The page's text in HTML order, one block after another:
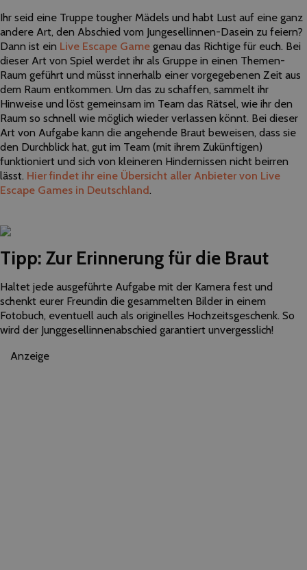
Ihr seid eine Truppe tougher Mädels und habt Lust auf eine ganz
andere Art, den Abschied vom Jungesellinnen-Dasein zu feiern?
Dann ist ein Live Escape Game genau das Richtige für euch. Bei
dieser Art von Spiel werdet ihr als Gruppe in einen Themen-
Raum geführt und müsst innerhalb einer vorgegebenen Zeit aus
dem Raum entkommen. Um das zu schaffen, sammelt ihr
Hinweise und löst gemeinsam im Team das Rätsel, wie ihr den
Raum so schnell wie möglich wieder verlassen könnt. Bei dieser
Art von Aufgabe kann die angehende Braut beweisen, dass sie
den Durchblick hat, gut im Team (mit ihrem Zukünftigen)
funktioniert und sich von kleineren Hindernissen nicht beirren
lässt. Hier findet ihr eine Übersicht aller Anbieter von Live
Escape Games in Deutschland.
Tipp: Zur Erinnerung für die Braut
Haltet jede ausgeführte Aufgabe mit der Kamera fest und
schenkt eurer Freundin die gesammelten Bilder in einem
Fotobuch, eventuell auch als originelles Hochzeitsgeschenk. So
wird der Junggesellinnenabschied garantiert unvergesslich!
Anzeige